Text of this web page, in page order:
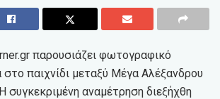
παρουσιάζει φωτογραφικό
παιχνίδι μεταξύ Μέγα Αλέξανδρου
αναμέτρηση διεξήχθη